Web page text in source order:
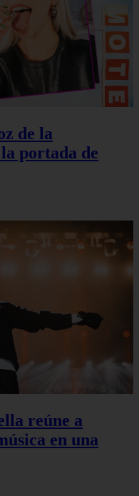
de la
portada de
reúne a
en una